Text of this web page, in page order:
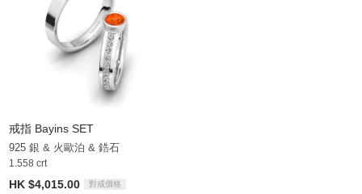
戒指 Bayins SET
925 銀 & 火歐泊 & 鋯石
1.558 crt
HK $4,015.00 對戒價格